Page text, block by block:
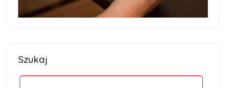
Szukaj